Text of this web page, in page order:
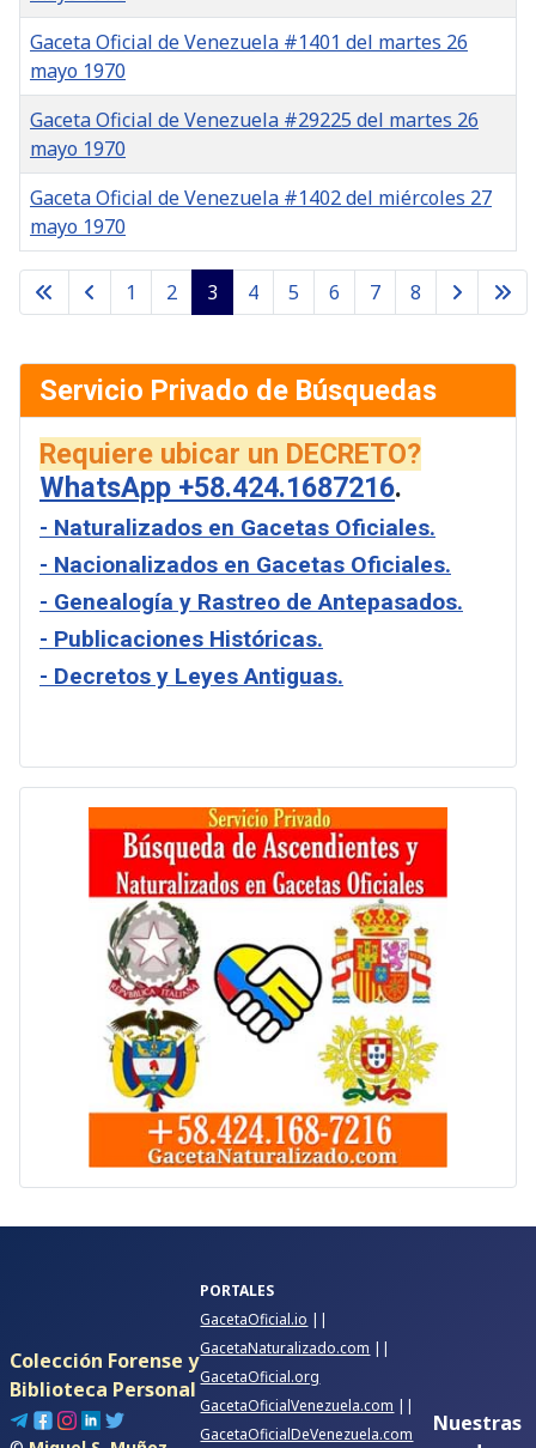
Gacetas
Gaceta Oficial de Venezuela #1401 del martes 26
mayo 1970
Gaceta Oficial de Venezuela #29225 del martes 26
mayo 1970
Gaceta Oficial de Venezuela #1402 del miércoles 27
mayo 1970
Página 3 de 8
1 2 3 4 5 6 7 8
Servicio Privado de Búsquedas
Requiere ubicar un DECRETO?
WhatsApp +58.424.1687216.
- Naturalizados en Gacetas Oficiales.
- Nacionalizados en Gacetas Oficiales.
- Genealogía y Rastreo de Antepasados.
- Publicaciones Históricas.
- Decretos y Leyes Antiguas.
Colección Forense y
Biblioteca Personal
PORTALES
GacetaOficial.io ||
GacetaNaturalizado.com ||
GacetaOficial.org
GacetaOficialVenezuela.com ||
GacetaOficialDeVenezuela.com
Nuestras